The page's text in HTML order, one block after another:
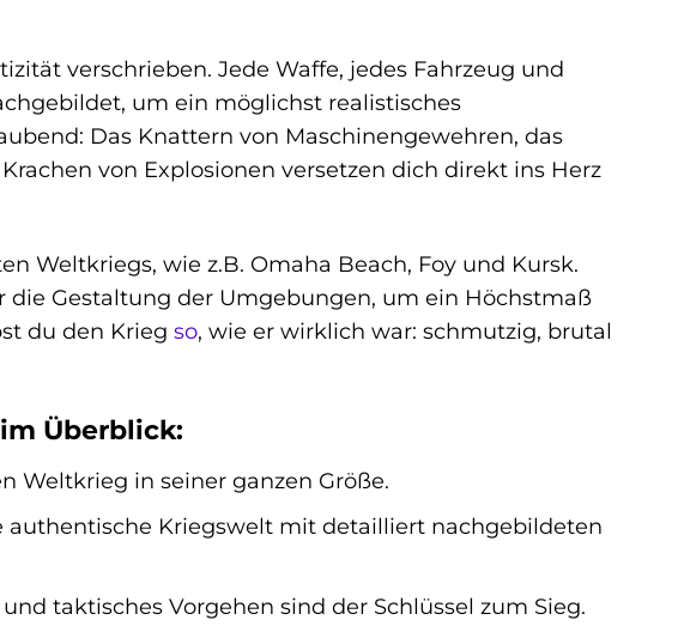
verschrieben. Jede Waffe, jedes Fahrzeug und
um ein möglichst realistisches
Das Knattern von Maschinengewehren, das
von Explosionen versetzen dich direkt ins Herz
Weltkriegs, wie z.B. Omaha Beach, Foy und Kursk.
Gestaltung der Umgebungen, um ein Höchstmaß
du den Krieg so, wie er wirklich war: schmutzig, brutal
Überblick:
Weltkrieg in seiner ganzen Größe.
authentische Kriegswelt mit detailliert nachgebildeten
taktisches Vorgehen sind der Schlüssel zum Sieg.